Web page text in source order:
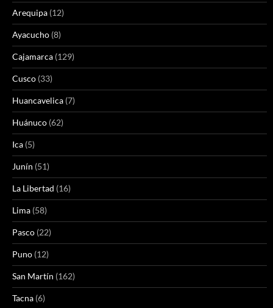
Arequipa (12)
Ayacucho (8)
Cajamarca (129)
Cusco (33)
Huancavelica (7)
Huánuco (62)
Ica (5)
Junín (51)
La Libertad (16)
Lima (58)
Pasco (22)
Puno (12)
San Martín (162)
Tacna (6)